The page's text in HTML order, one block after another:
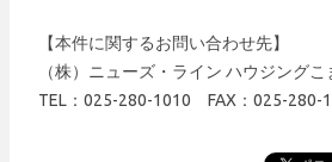
【本件に関するお問い合わせ先】
（株）ニューズ・ライン ハウジング
TEL：025-280-1010 FAX：025-280-